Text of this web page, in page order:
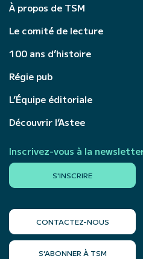
À propos de TSM
Le comité de lecture
100 ans d’histoire
Régie pub
L’Équipe éditoriale
Découvrir l’Astee
Inscrivez-vous à la
S'INSCRIRE
CONTACTEZ-NOUS
S’ABONNER À TSM